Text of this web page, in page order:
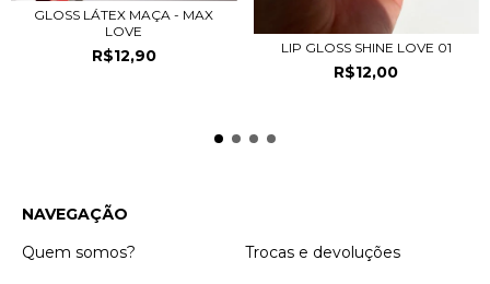
GLOSS LÁTEX MAÇA - MAX
LOVE
R$12,90 LIP GLOSS SHINE LOVE 01
R$12,00
NAVEGAÇÃO
Quem somos?
Trocas e devoluções